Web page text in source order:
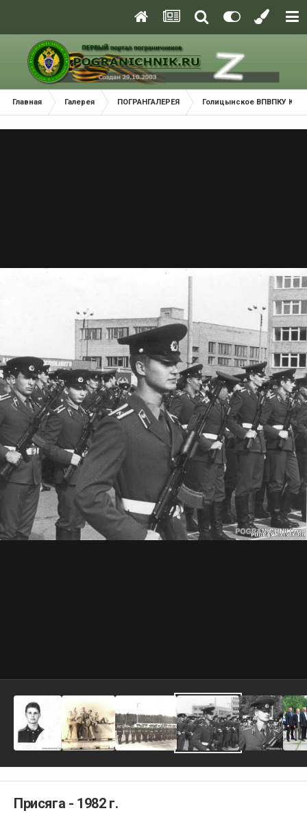
Главная Галерея ПОГРАНГАЛЕРЕЯ Голицынское ВПВПКУ
Присяга - 1982 г.